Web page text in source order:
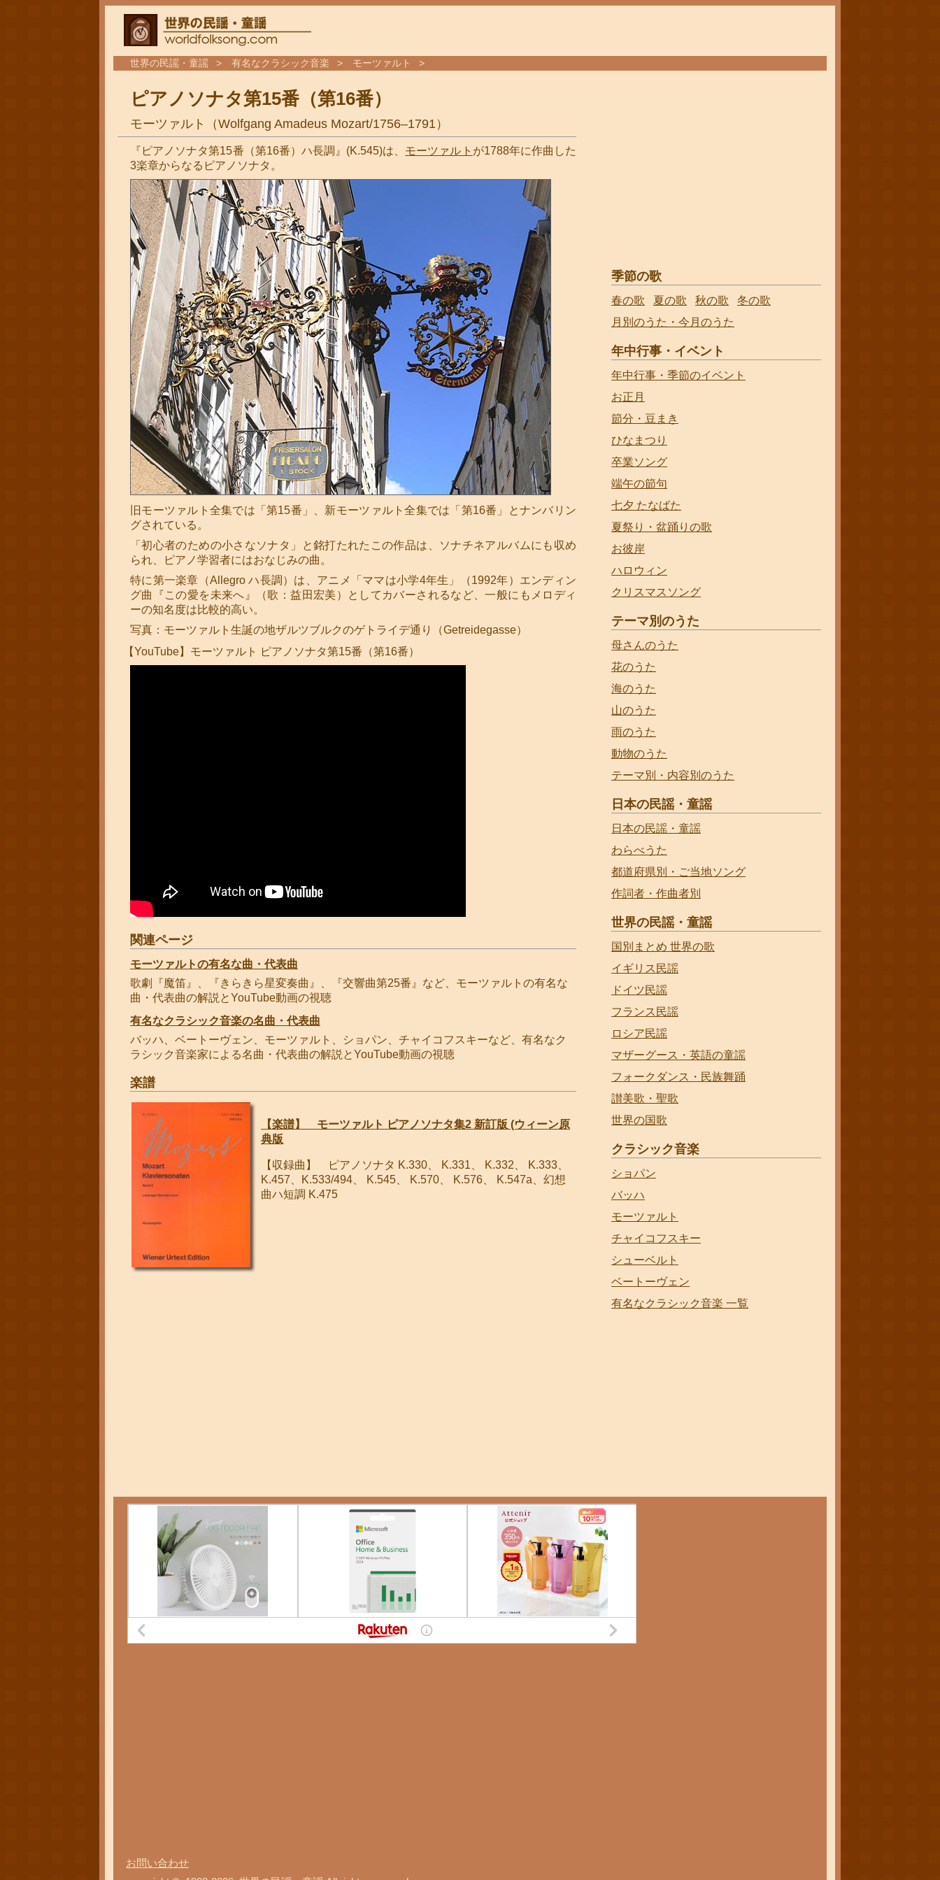
世界の民謡・童謡 有名なクラシック音楽 モーツァルト
ピアノソナタ第15番（第16番）
モーツァルト（Wolfgang Amadeus Mozart/1756–1791）
『ピアノソナタ第15番（第16番）ハ長調』(K.545)は、 モーツァルト が1788年に作曲した
3楽章からなるピアノソナタ。
旧モーツァルト全集では「第15番」、新モーツァルト全集では「第16番」とナンバリン
グされている。
「初心者のための小さなソナタ」と銘打たれたこの作品は、ソナチネアルバムにも収め
られ、ピアノ学習者にはおなじみの曲。
特に第一楽章（Allegro ハ長調）は、アニメ「ママは小学4年生」（1992年）エンディン
グ曲『この愛を未来へ』（歌：益田宏美）としてカバーされるなど、一般にもメロディ
ーの知名度は比較的高い。
写真：モーツァルト生誕の地ザルツブルクのゲトライデ通り（Getreidegasse）
【YouTube】モーツァルト ピアノソナタ第15番（第16番）
関連ページ
モーツァルトの有名な曲・代表曲
歌劇『魔笛』、『きらきら星変奏曲』、『交響曲第25番』など、モーツァルトの有名な
曲・代表曲の解説とYouTube動画の視聴
有名なクラシック音楽の名曲・代表曲
バッハ、ベートーヴェン、モーツァルト、ショパン、チャイコフスキーなど、有名なク
ラシック音楽家による名曲・代表曲の解説とYouTube動画の視聴
楽譜
【楽譜】 モーツァルト ピアノソナタ集2 新訂版 (ウィーン原
典版
【収録曲】 ピアノソナタ K.330、 K.331、 K.332、 K.333、
K.457、K.533/494、 K.545、 K.570、 K.576、 K.547a、幻想
曲ハ短調 K.475
季節の歌
春の歌 夏の歌 秋の歌
冬の歌
月別のうた・今月のうた
年中行事・イベント
年中行事・季節のイベント
お正月
節分・豆まき
ひなまつり
卒業ソング
端午の節句
七夕 たなばた
夏祭り・盆踊りの歌
お彼岸
ハロウィン
クリスマスソング
テーマ別のうた
母さんのうた
花のうた
海のうた
山のうた
雨のうた
動物のうた
テーマ別・内容別のうた
日本の民謡・童謡
日本の民謡・童謡
わらべうた
都道府県別・ご当地ソング
作詞者・作曲者別
世界の民謡・童謡
国別まとめ 世界の歌
イギリス民謡
ドイツ民謡
フランス民謡
ロシア民謡
マザーグース・英語の童謡
フォークダンス・民族舞踊
讃美歌・聖歌
世界の国歌
クラシック音楽
ショパン
バッハ
モーツァルト
チャイコフスキー
シューベルト
ベートーヴェン
有名なクラシック音楽 一覧
お問い合わせ